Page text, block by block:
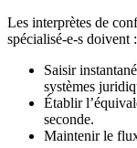
Les interprètes de
spécialisé-e-s doivent :
Saisir
systèmes
Établir
seconde.
Maintenir le